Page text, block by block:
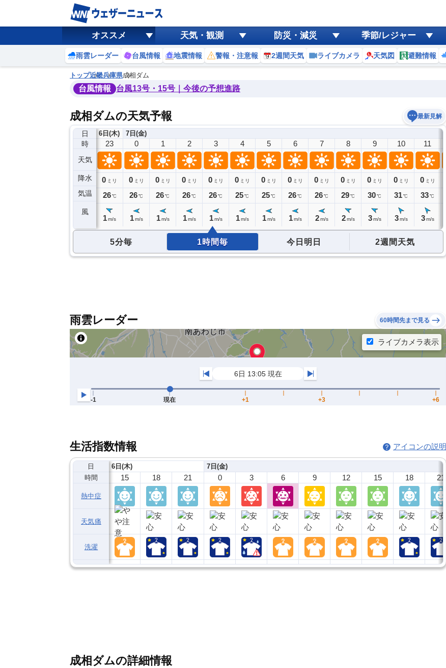
オススメ 天気・観測 防災・減災 季節/レジャー
雨雲レーダー 台風情報 地震情報 警報・注意報 2週間天気 ライブカメラ 天気図 避難情報
トップ近畿兵庫県成相ダム
台風情報 台風13号・15号｜今後の予想進路
成相ダムの天気予報 最新見解
日
時
天気
降水
気温
風
6日(木)
22
0ミリ
27℃
23
0 ミリ
26 ℃
1m/s
7日(金)
0
0 ミリ
26℃
1 m/s
1
0 ミリ
26℃
1 m/s
2
0 ミリ
26℃
1 m/s
3
0 ミリ
26℃
1 m/s
4
0 ミリ
25℃
1 m/s
5
0 ミリ
25℃
1 m/s
6
0 ミリ
26℃
1 m/s
7
0 ミリ
26℃
2 m/s
8
0 ミリ
29℃
2 m/s
9
0 ミリ
30℃
3 m/s
10
0 ミリ
31℃
3 m/s
11
0 ミリ
33℃
3 m/s
5分毎 1時間毎 今日明日 2週間天気
雨雲レーダー 60時間先まで見る
生活指数情報 アイコンの説明
日
時間
熱中症
天気痛
洗濯
6日(木)
15 18 21
7日(金)
0 3 6 9 12 15 18 21
成相ダムの詳細情報